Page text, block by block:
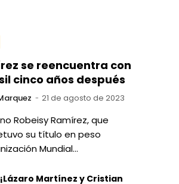
se reencuentra con
cinco años después
21 de agosto de 2023
Robeisy Ramírez, que
su título en peso
Mundial…
¡Lázaro Martínez y Cristian